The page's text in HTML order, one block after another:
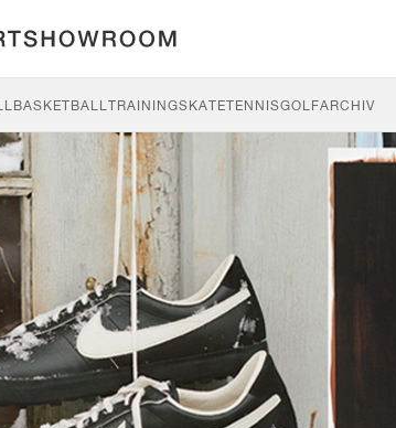
BASKETBALLTRAININGSKATETENNISGOLFARCHIV